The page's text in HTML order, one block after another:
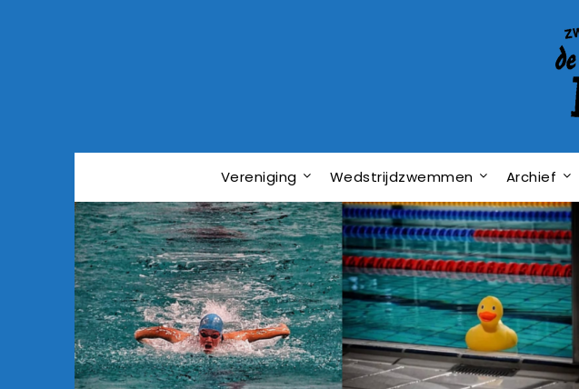
Vereniging Wedstrijdzwemmen Archief